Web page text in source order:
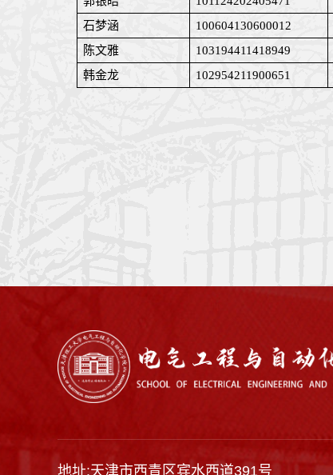
石梦涵
100604130600012
陈文雅
103194411418949
韩金龙
102954211900651
地址:天津市西青区宾水西道391号